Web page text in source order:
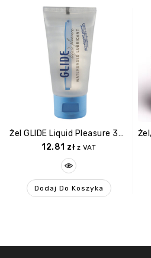
Żel GLIDE Liquid Pleasure 30ml Waterbased Lubricant
12.81 zł z VAT
Dodaj Do Koszyka